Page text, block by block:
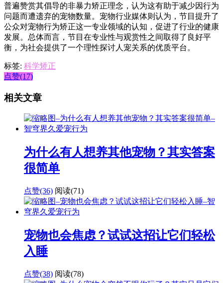
普遍赞赏其倡导的非暴力矫正理念，认为这有助于减少因行为
问题而遭遗弃的宠物数量。宠物行业媒体则认为，节目提升了
公众对宠物行为矫正这一专业领域的认知，促进了行业的健康
发展。总体而言，节目在专业性与观赏性之间取得了良好平
衡，为社会提供了一个理性探讨人宠关系的优质平台。
标签: 科学矫正
点赞(17)
相关文章
为什么有人想养其他宠物？其实答案
很简单
点赞(36) 阅读(71)
宠物也会焦虑？试试这招让它们轻松
入睡
点赞(38) 阅读(78)